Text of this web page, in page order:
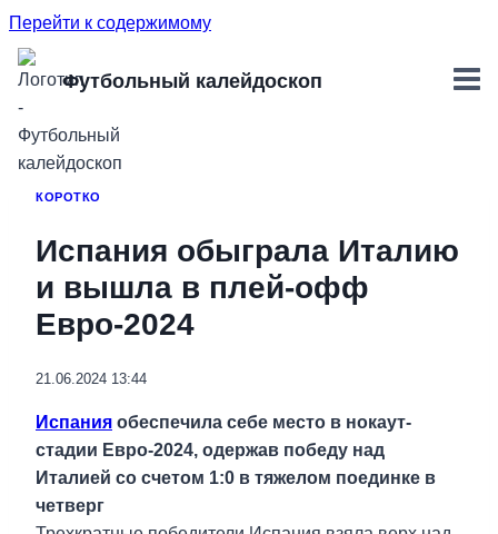
Перейти к содержимому
Футбольный калейдоскоп
КОРОТКО
Испания обыграла Италию
и вышла в плей-офф
Евро-2024
21.06.2024 13:44
Испания обеспечила себе место в нокаут-
стадии Евро-2024, одержав победу над
Италией со счетом 1:0 в тяжелом поединке в
четверг